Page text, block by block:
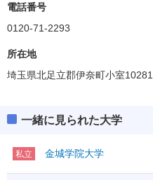
電話番号
0120-71-2293
所在地
埼玉県北足立郡伊奈町小室10281
一緒に見られた大学
私立 金城学院大学